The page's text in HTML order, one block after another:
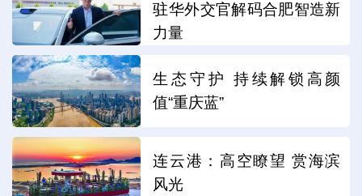
驻华外交官解码合肥智造新
力量
生态守护 持续解锁高颜
值“重庆蓝”
连云港：高空瞭望 赏海滨
风光